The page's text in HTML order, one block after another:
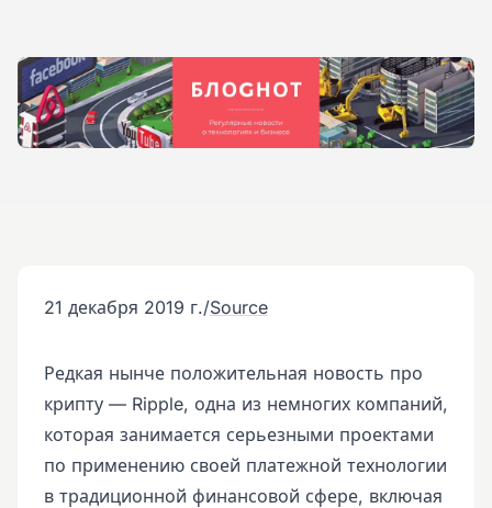
21 декабря 2019 г./Source
Редкая нынче положительная новость про
крипту — Ripple, одна из немногих компаний,
которая занимается серьезными проектами
по применению своей платежной технологии
в традиционной финансовой сфере, включая